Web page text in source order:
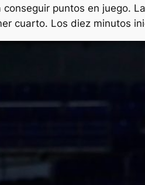
puntos en juego.
cuarto. Los diez minutos